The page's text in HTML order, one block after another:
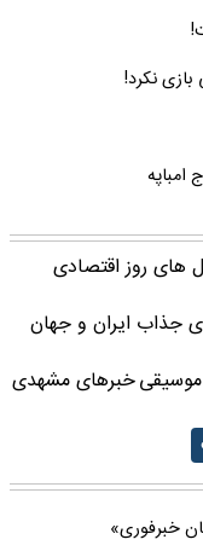
نکرد!
های روز اقتصادی
جذاب ایران و جهان
موسیقیخبرهای مشهدی
خبرفوری»